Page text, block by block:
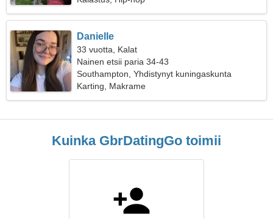
Danielle
33 vuotta, Kalat
Nainen etsii paria 34-43
Southampton, Yhdistynyt kuningaskunta
Karting, Makrame
Kuinka GbrDatingGo toimii